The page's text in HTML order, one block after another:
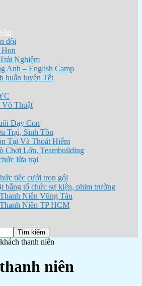
đội
Nghiệm
Anh – English Camp
huấn luyện Tết
Võ Thuật
Dạy Con
Trại, Sinh Tồn
Tại Và Thoát Hiểm
Chơi Lớn, Teambuilding
lửa trại
tiệc cưới trọn gói
bằng tổ chức sự kiện, phim trường
Niên Vũng Tàu
Niên TP HCM
thanh niên
niên